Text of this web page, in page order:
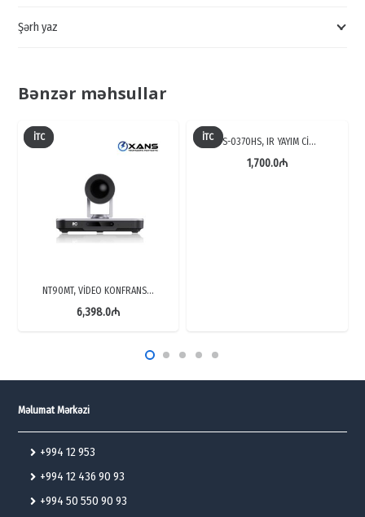
quantity
Şərh yaz
Bənzər məhsullar
İTC
NT90MT, VİDEO KONFRANS…
6,398.0₼
İTC TS-0370HS, IR YAYIM Cİ…
1,700.0₼
Məlumat Mərkəzi
+994 12 953
+994 12 436 90 93
+994 50 550 90 93